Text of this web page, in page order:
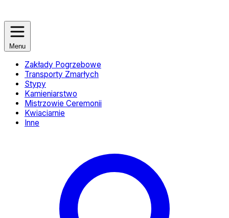
Menu
Zakłady Pogrzebowe
Transporty Zmarłych
Stypy
Kamieniarstwo
Mistrzowie Ceremonii
Kwiaciarnie
Inne